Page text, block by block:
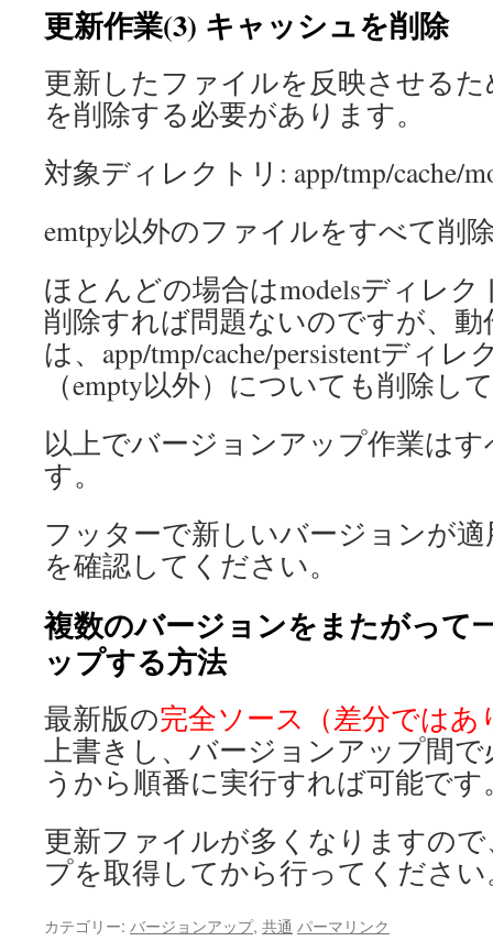
更新作業(3) キャッシュを削除
更新したファイルを反映させる
を削除する必要があります。
対象ディレクトリ: app/tmp/cache/
emtpy以外のファイルをすべて削
ほとんどの場合はmodelsディレ
削除すれば問題ないのですが、
は、app/tmp/cache/persistentディ
（empty以外）についても削除し
以上でバージョンアップ作業は
す。
フッターで新しいバージョンが
を確認してください。
複数のバージョンをまたがって
ップする方法
最新版の完全ソース（差分ではあ
上書きし、バージョンアップ間で
うから順番に実行すれば可能です
更新ファイルが多くなりますの
プを取得してから行ってください
カテゴリー: バージョンアップ, 共通 パーマリンク